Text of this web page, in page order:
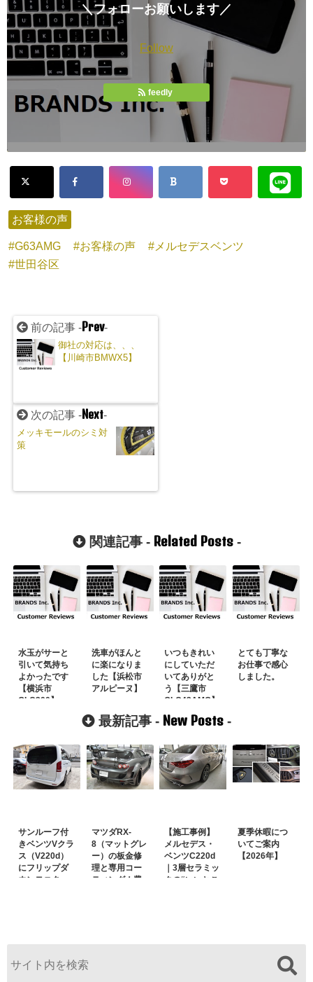
＼フォローお願いします／
Follow
feedly
お客様の声
G63AMG お客様の声
メルセデスベンツ
世田谷区
前の記事 -Prev-
御社の対応は、、、
【川崎市BMWX5】
次の記事 -Next-
メッキモールのシミ対
策
関連記事 - Related Posts-
水玉がサーと
引いて気持ち
よかったです
【横浜市
GLC300】
洗車がほんと
に楽になりま
した【浜松市
アルピーヌ】
いつもきれい
にしていただ
いてありがと
う【三鷹市
GLC43AMG】
とても丁寧な
お仕事で感心
しました。
最新記事 - New Posts -
サンルーフ付
きベンツVクラ
ス（V220d）
にフリップダ
ウンモニター
マツダRX-
8（マットグレ
ー）の板金修
理と専用コー
ティング！費
【施工事例】
メルセデス・
ベンツC220d
｜3層セラミッ
クの“いいとこ
夏季休暇につ
いてご案内
【2026年】